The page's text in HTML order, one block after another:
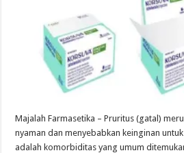
Majalah Farmasetika – Pruritus (gatal)
nyaman dan menyebabkan keinginan
adalah komorbiditas yang umum